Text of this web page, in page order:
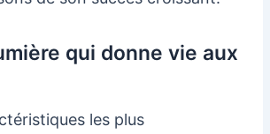
qui donne vie aux
les plus